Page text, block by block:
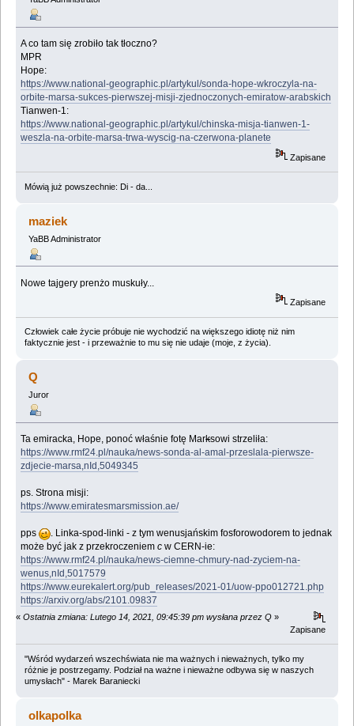
A co tam się zrobiło tak tłoczno?
MPR
Hope:
https://www.national-geographic.pl/artykul/sonda-hope-wkroczyla-na-
orbite-marsa-sukces-pierwszej-misji-zjednoczonych-emiratow-arabskich
Tianwen-1:
https://www.national-geographic.pl/artykul/chinska-misja-tianwen-1-
weszla-na-orbite-marsa-trwa-wyscig-na-czerwona-planete
Zapisane
Mówią już powszechnie: Di - da...
maziek
YaBB Administrator
Nowe tajgery prenżo muskuły...
Zapisane
Człowiek całe życie próbuje nie wychodzić na większego idiotę niż nim
faktycznie jest - i przeważnie to mu się nie udaje (moje, z życia).
Q
Juror
Ta emiracka, Hope, ponoć właśnie fotę Marksowi strzeliła:
https://www.rmf24.pl/nauka/news-sonda-al-amal-przeslala-pierwsze-
zdjecie-marsa,nId,5049345
ps. Strona misji:
https://www.emiratesmarsmission.ae/
pps
. Linka-spod-linki - z tym wenusjańskim fosforowodorem to jednak
może być jak z przekroczeniemc w CERN-ie:
https://www.rmf24.pl/nauka/news-ciemne-chmury-nad-zyciem-na-
wenus,nId,5017579
https://www.eurekalert.org/pub_releases/2021-01/uow-ppo012721.php
https://arxiv.org/abs/2101.09837
« Ostatnia zmiana: Lutego 14, 2021, 09:45:39 pm wysłana przez Q »
Zapisane
"Wśród wydarzeń wszechświata nie ma ważnych i nieważnych, tylko my
różnie je postrzegamy. Podział na ważne i nieważne odbywa się w naszych
umysłach" - Marek Baraniecki
olkapolka